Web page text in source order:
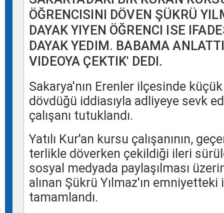
ÖĞRENCISINI DÖVEN ŞÜKRÜ
DAYAK YIYEN ÖĞRENCI ISE
DAYAK YEDIM. BABAMA
VIDEOYA ÇEKTIK' DEDI.
Sakarya'nın Erenler ilçesinde
dövdüğü iddiasıyla adliyeye sevk
çalışanı tutuklandı.
Yatılı Kur'an kursu çalışanının,
terlikle döverken çekildiği ileri
sosyal medyada paylaşılması
alınan Şükrü Yılmaz'ın emniyetteki
tamamlandı.